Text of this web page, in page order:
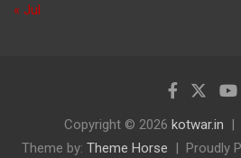
« Jul
Copyright © 2026 kotwar.in
Theme by: Theme Horse Proudly